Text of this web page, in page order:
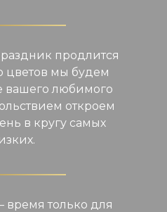
продлится
цветов мы будем
вашего любимого
откроем
в кругу самых
время только для